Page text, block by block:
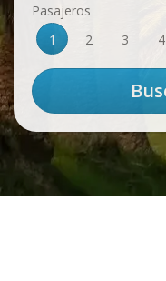
Pasajeros
1
2 3 4